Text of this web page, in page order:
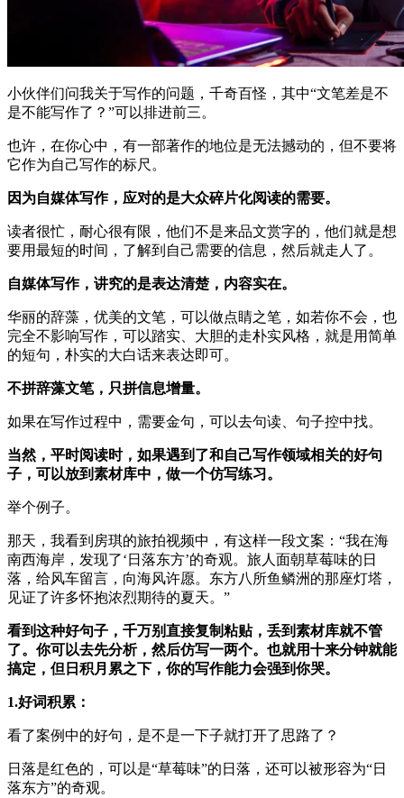
小伙伴们问我关于写作的问题，千奇百怪，其中“文笔差是不
是不能写作了？”可以排进前三。
也许，在你心中，有一部著作的地位是无法撼动的，但不要将
它作为自己写作的标尺。
因为自媒体写作，应对的是大众碎片化阅读的需要。
读者很忙，耐心很有限，他们不是来品文赏字的，他们就是想
要用最短的时间，了解到自己需要的信息，然后就走人了。
自媒体写作，讲究的是表达清楚，内容实在。
华丽的辞藻，优美的文笔，可以做点睛之笔，如若你不会，也
完全不影响写作，可以踏实、大胆的走朴实风格，就是用简单
的短句，朴实的大白话来表达即可。
不拼辞藻文笔，只拼信息增量。
如果在写作过程中，需要金句，可以去句读、句子控中找。
当然，平时阅读时，如果遇到了和自己写作领域相关的好句
子，可以放到素材库中，做一个仿写练习。
举个例子。
那天，我看到房琪的旅拍视频中，有这样一段文案：“我在海
南西海岸，发现了‘日落东方’的奇观。旅人面朝草莓味的日
落，给风车留言，向海风许愿。东方八所鱼鳞洲的那座灯塔，
见证了许多怀抱浓烈期待的夏天。”
看到这种好句子，千万别直接复制粘贴，丢到素材库就不管
了。你可以去先分析，然后仿写一两个。也就用十来分钟就能
搞定，但日积月累之下，你的写作能力会强到你哭。
1.好词积累：
看了案例中的好句，是不是一下子就打开了思路了？
日落是红色的，可以是“草莓味”的日落，还可以被形容为“日
落东方”的奇观。